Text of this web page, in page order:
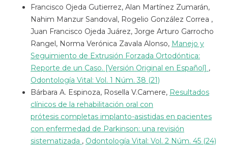
Francisco Ojeda Gutierrez, Alan Martínez Zumarán,
Nahim Manzur Sandoval, Rogelio González Correa ,
Juan Francisco Ojeda Juárez, Jorge Arturo Garrocho
Rangel, Norma Verónica Zavala Alonso, Manejo y
Seguimiento de Extrusión Forzada Ortodóntica:
Reporte de un Caso. [Versión Original en Español] ,
Odontología Vital: Vol. 1 Núm. 38 (21)
Bárbara A. Espinoza, Rosella V.Camere, Resultados
clínicos de la rehabilitación oral con
prótesis completas implanto-asistidas en pacientes
con enfermedad de Parkinson: una revisión
sistematizada , Odontología Vital: Vol. 2 Núm. 45 (24)